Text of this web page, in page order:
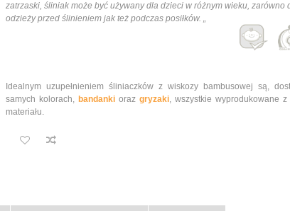
zatrzaski, śliniak może być używany dla dzieci w różnym wieku, zarówno
odzieży przed ślinieniem jak też podczas posiłków. „
Idealnym uzupełnieniem śliniaczków z wiskozy bambusowej są,
samych kolorach, bandanki oraz gryzaki, wszystkie wyprodukowane
materiału.